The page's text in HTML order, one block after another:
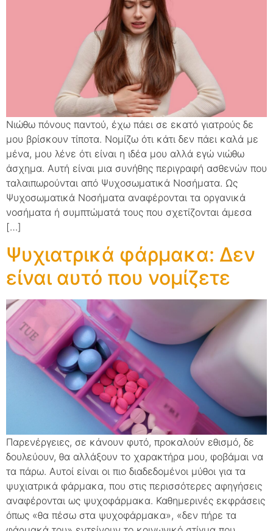
Νιώθω πόνους παντού, έχω πάει σε εκατό γιατρούς δε
μου βρίσκουν τίποτα. Νομίζω ότι κάτι δεν πάει καλά με
μένα, μου λένε ότι είναι η ιδέα μου αλλά εγώ νιώθω
άσχημα. Αυτή είναι μια συνήθης περιγραφή ασθενών που
ταλαιπωρούνται από Ψυχοσωματικά Νοσήματα. Ως
Ψυχοσωματικά Νοσήματα αναφέρονται τα οργανικά
νοσήματα ή συμπτώματά τους που σχετίζονται άμεσα
[…]
Ψυχιατρικά φάρμακα: Δεν
είναι αυτό που νομίζετε
Παρενέργειες, σε κάνουν φυτό, προκαλούν εθισμό, δε
δουλεύουν, θα αλλάξουν το χαρακτήρα μου, φοβάμαι να
τα πάρω. Αυτοί είναι οι πιο διαδεδομένοι μύθοι για τα
ψυχιατρικά φάρμακα, που στις περισσότερες αφηγήσεις
αναφέρονται ως ψυχοφάρμακα. Καθημερινές εκφράσεις
όπως «θα πέσω στα ψυχοφάρμακα», «δεν πήρε τα